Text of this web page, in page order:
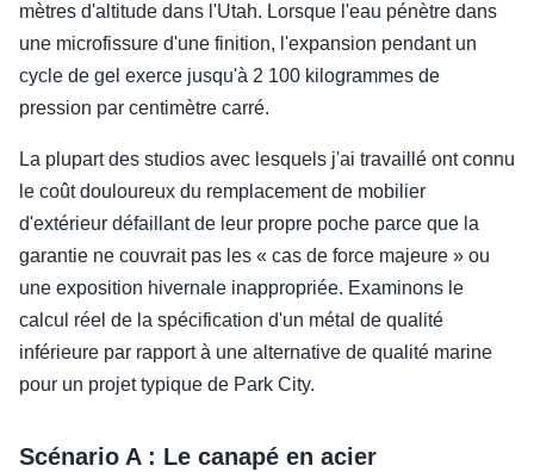
mètres d'altitude dans l'Utah. Lorsque l'eau pénètre dans
une microfissure d'une finition, l'expansion pendant un
cycle de gel exerce jusqu'à 2 100 kilogrammes de
pression par centimètre carré.
La plupart des studios avec lesquels j'ai travaillé ont connu
le coût douloureux du remplacement de mobilier
d'extérieur défaillant de leur propre poche parce que la
garantie ne couvrait pas les « cas de force majeure » ou
une exposition hivernale inappropriée. Examinons le
calcul réel de la spécification d'un métal de qualité
inférieure par rapport à une alternative de qualité marine
pour un projet typique de Park City.
Scénario A : Le canapé en acier